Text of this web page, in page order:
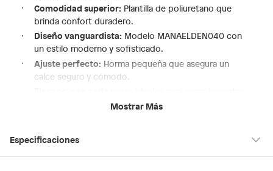
Comodidad superior: Plantilla de poliuretano que
brinda confort duradero.
Diseño vanguardista: Modelo MANAELDEN040 con
un estilo moderno y sofisticado.
Ajuste perfecto: Horma pequeña que asegura un
calce seguro y cómodo.
tus outfits de noche y eventos especiales.
Mostrar Más
Especificaciones